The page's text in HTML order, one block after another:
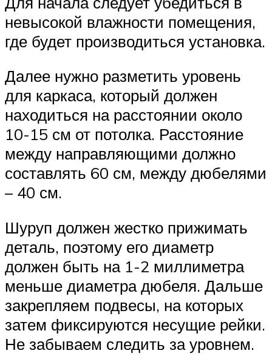
невысокой влажности помещения,
где будет производиться установка.
Далее нужно разметить уровень
для каркаса, который должен
находиться на расстоянии около
10-15 см от потолка. Расстояние
между направляющими должно
составлять 60 см, между дюбелями
– 40 см.
Шуруп должен жестко прижимать
деталь, поэтому его диаметр
должен быть на 1-2 миллиметра
меньше диаметра дюбеля. Дальше
закрепляем подвесы, на которых
затем фиксируются несущие рейки.
Не забываем следить за уровнем.